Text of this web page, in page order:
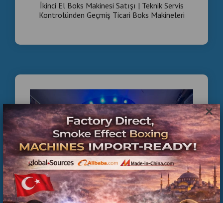
×
Generație Următoare
Aparate de Box cu Efect de Fum – Vânzare En-Gros
din Fabrică , Aparate de Box Profesionale cu Efect de
Fum pentru Centre de Divertisment , Aparate de Box
Arcade cu Efect de Fum – O Soluție Profitabilă pentru
Afaceri , Aparate de Box Moderne pentru Arcade în
România , Aparat de Box cu Efect de Fum – Vânzare
En-Gros în România , Investiție Profitabilă: Aparat de
Box cu Efecte Speciale , Crește-ți Veniturile cu
Aparate de Box Arcade de Generație Următoare ,
Aparate de Box pentru Afaceri – Centre Comerciale,
Arcade , Soluții Profesionale de Divertisment pentru
İkinci El Boks Makinesi Satışı | Teknik Servis
Kontrolünden Geçmiş Ticari Boks Makineleri